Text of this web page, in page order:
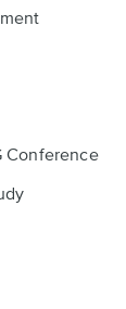
Conference